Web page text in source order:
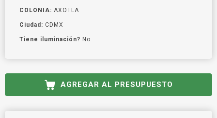
COLONIA: AXOTLA
Ciudad: CDMX
Tiene iluminación? No
AGREGAR AL PRESUPUESTO